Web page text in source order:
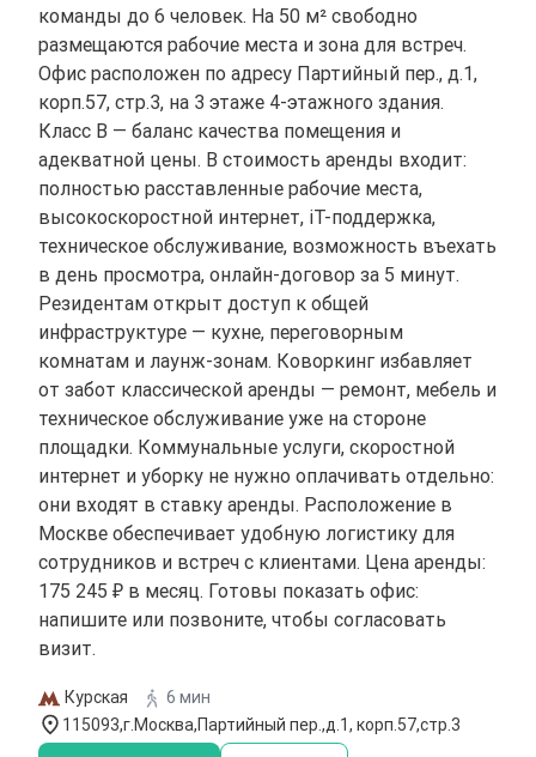
команды до 6 человек. На 50 м² свободно
размещаются рабочие места и зона для встреч.
Офис расположен по адресу Партийный пер., д.1,
корп.57, стр.3, на 3 этаже 4-этажного здания.
Класс B — баланс качества помещения и
адекватной цены. В стоимость аренды входит:
полностью расставленные рабочие места,
высокоскоростной интернет, іТ-поддержка,
техническое обслуживание, возможность въехать
в день просмотра, онлайн-договор за 5 минут.
Резидентам открыт доступ к общей
инфраструктуре — кухне, переговорным
комнатам и лаунж-зонам. Коворкинг избавляет
от забот классической аренды — ремонт, мебель и
техническое обслуживание уже на стороне
площадки. Коммунальные услуги, скоростной
интернет и уборку не нужно оплачивать отдельно:
они входят в ставку аренды. Расположение в
Москве обеспечивает удобную логистику для
сотрудников и встреч с клиентами. Цена аренды:
175 245 ₽ в месяц. Готовы показать офис:
напишите или позвоните, чтобы согласовать
визит.
Курская
6 мин
115093,г.Москва,Партийный пер.,д.1, корп.57,стр.3